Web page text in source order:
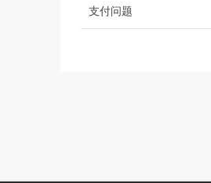
支付问题